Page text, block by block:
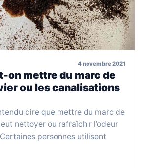
4 novembre 2021
on mettre du marc de
ou les canalisations
dire que mettre du marc de
nettoyer ou rafraîchir l’odeur
personnes utilisent